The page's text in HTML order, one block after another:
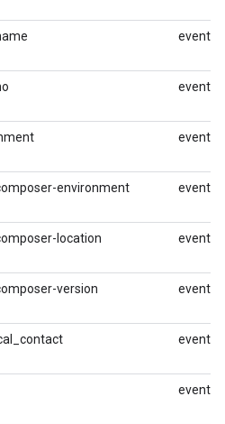
environment
location
version